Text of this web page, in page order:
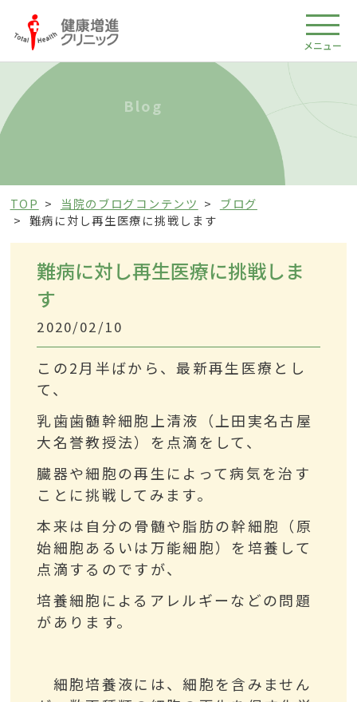
メニュー
Blog
TOP 当院のブログコンテンツ
ブログ
難病に対し再生医療に挑戦します
難病に対し再生医療に挑戦しま
す
2020/02/10
この2月半ばから、最新再生医療とし
て、
乳歯歯髄幹細胞上清液（上田実名古屋
大名誉教授法）を点滴をして、
臓器や細胞の再生によって病気を治す
ことに挑戦してみます。
本来は自分の骨髄や脂肪の幹細胞（原
始細胞あるいは万能細胞）を培養して
点滴するのですが、
培養細胞によるアレルギーなどの問題
があります。
細胞培養液には、細胞を含みません